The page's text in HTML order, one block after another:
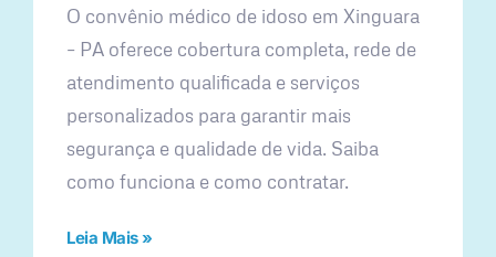
O convênio médico de idoso em Xinguara
– PA oferece cobertura completa, rede de
atendimento qualificada e serviços
personalizados para garantir mais
segurança e qualidade de vida. Saiba
como funciona e como contratar.
Leia Mais »